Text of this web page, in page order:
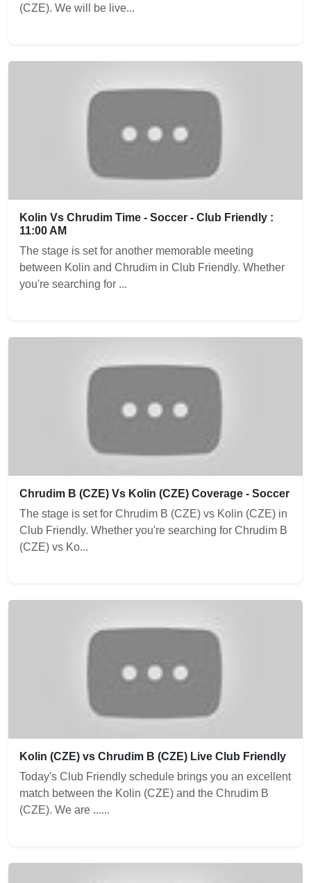
(CZE). We will be live...
Kolin Vs Chrudim Time - Soccer - Club Friendly :
11:00 AM
The stage is set for another memorable meeting
between Kolin and Chrudim in Club Friendly. Whether
you're searching for ...
Chrudim B (CZE) Vs Kolin (CZE) Coverage - Soccer
The stage is set for Chrudim B (CZE) vs Kolin (CZE) in
Club Friendly. Whether you're searching for Chrudim B
(CZE) vs Ko...
Kolin (CZE) vs Chrudim B (CZE) Live Club Friendly
Today's Club Friendly schedule brings you an excellent
match between the Kolin (CZE) and the Chrudim B
(CZE). We are ......